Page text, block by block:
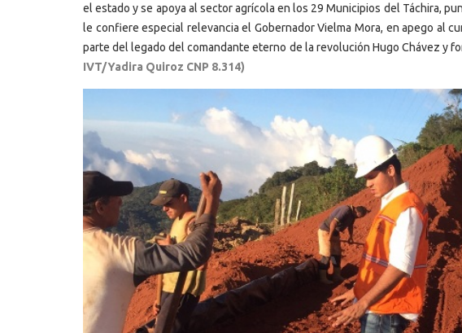
el estado y se apoya al sector agrícola en los 29 Municipios del Táchira,
le confiere especial relevancia el Gobernador Vielma Mora, en apego al
parte del legado del comandante eterno de la revolución Hugo Chávez y
IVT/Yadira Quiroz CNP 8.314)